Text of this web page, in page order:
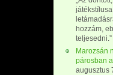
hozzám,
teljesedni.”
Marozsán
párosban
augusztus